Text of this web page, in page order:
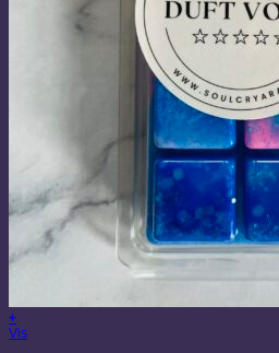
+
Vis